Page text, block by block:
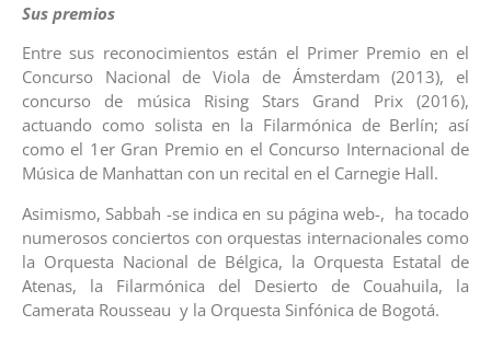
Sus premios
Entre sus reconocimientos están el Primer Premio en el
Concurso Nacional de Viola de Ámsterdam (2013), el
concurso de música Rising Stars Grand Prix (2016),
actuando como solista en la Filarmónica de Berlín; así
como el 1er Gran Premio en el Concurso Internacional de
Música de Manhattan con un recital en el Carnegie Hall.
Asimismo, Sabbah -se indica en su página web-, ha tocado
numerosos conciertos con orquestas internacionales como
la Orquesta Nacional de Bélgica, la Orquesta Estatal de
Atenas, la Filarmónica del Desierto de Couahuila, la
Camerata Rousseau y la Orquesta Sinfónica de Bogotá.